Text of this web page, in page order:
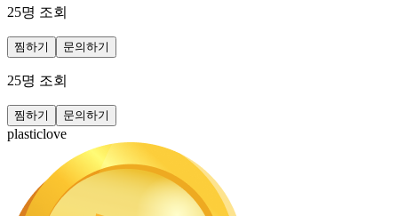
25명 조회
찜하기 문의하기
25명 조회
찜하기 문의하기
plasticlove